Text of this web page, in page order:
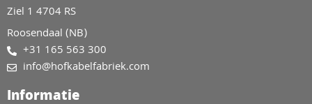
Ziel 1 4704 RS
Roosendaal (NB)
+31 165 563 300
info@hofkabelfabriek.com
Informatie